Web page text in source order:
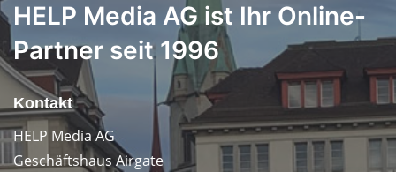
HELP Media AG ist Ihr Online-
Partner seit 1996
Kontakt
HELP Media AG
Geschäftshaus Airgate